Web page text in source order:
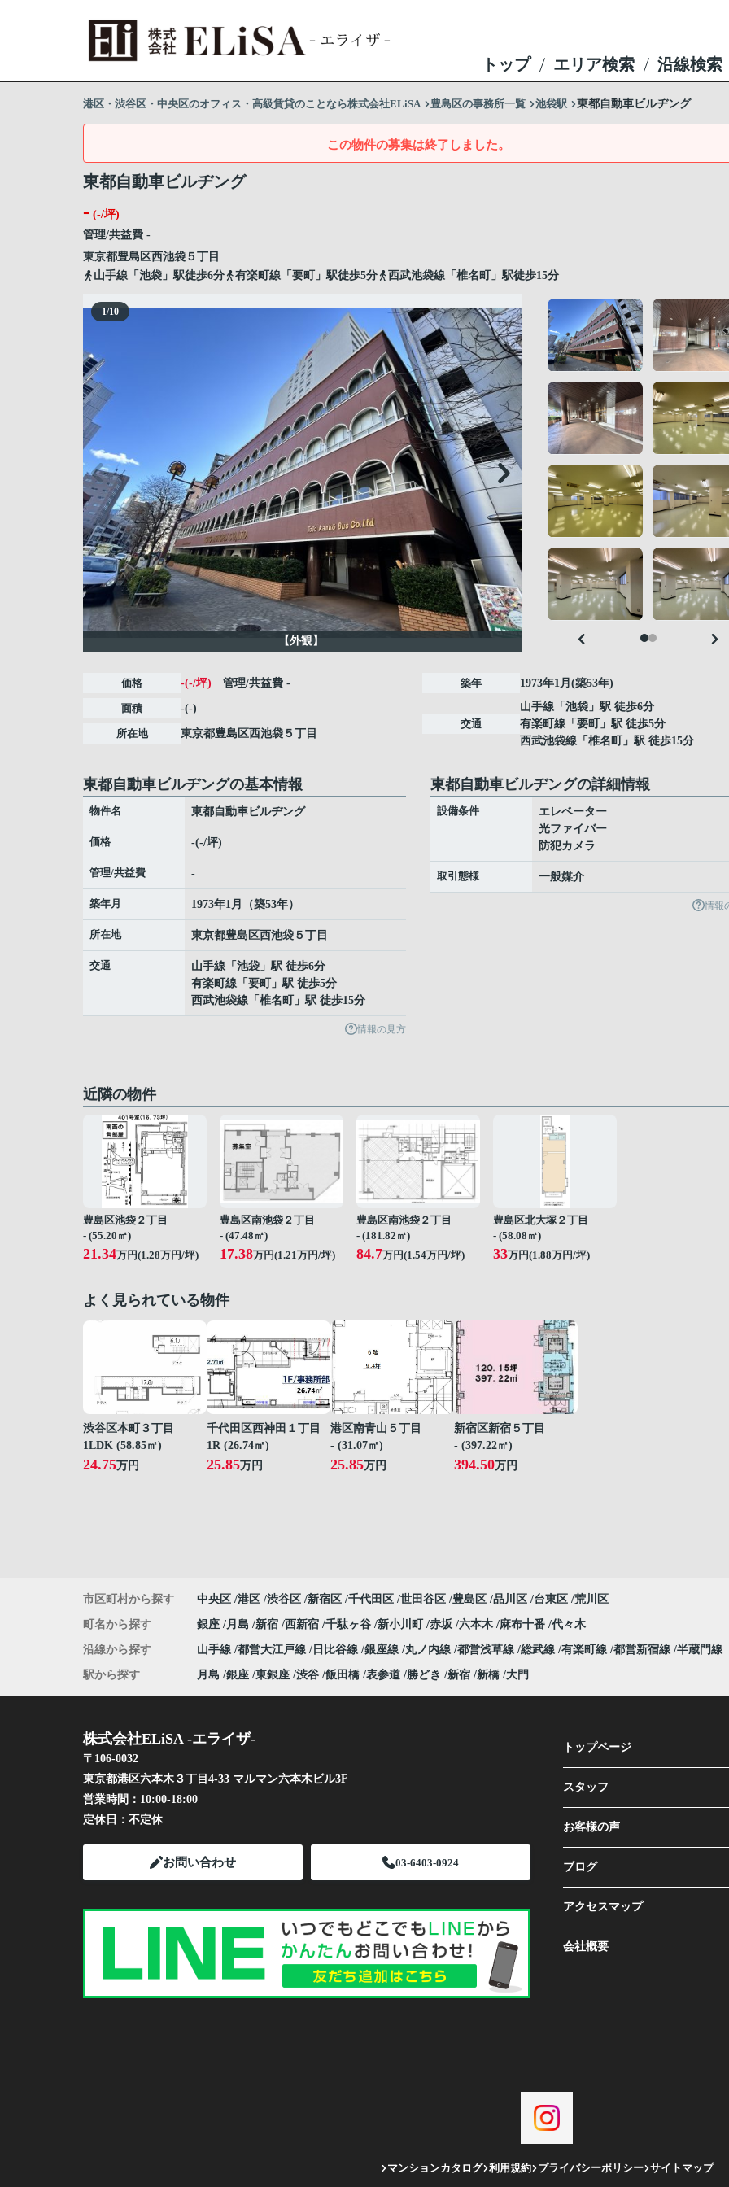
トップ エリア検索 沿線検索
港区・渋谷区・中央区のオフィス・高級賃貸のことなら株式会社ELiSA 豊島区の事務所一覧 池袋駅 東都自動車ビルヂング
この物件の募集は終了しました。
東都自動車ビルヂング
- (-/坪)
管理/共益費 -
東京都豊島区西池袋 ５丁目
山手線「池袋」駅徒歩6分
有楽町線「要町」駅徒歩5分 西武池袋線「椎名町」駅徒歩15分
1/10
【外観】
価格 -(-/坪) 管理/共益費 -
面積 -(-)
所在地 東京都豊島区西池袋 ５丁目
築年 1973年1月(築53年)
交通
山手線 「 池袋 」駅 徒歩6分
有楽町線 「 要町
」駅 徒歩5分
西武池袋線 「 椎名町 」駅 徒歩15分
東都自動車ビルヂングの基本情報
物件名 東都自動車ビルヂング
価格 -(-/坪)
管理/共益費 -
築年月 1973年1月（築53年）
所在地 東京都豊島区西池袋 ５丁目
交通 山手線 「 池袋 」駅 徒歩6分
有楽町線 「 要町
」駅 徒歩5分
西武池袋線 「 椎名町 」駅 徒歩15分
情報の見方
東都自動車ビルヂングの詳細情報
設備条件
エレベーター
光ファイバー
防犯カメラ
取引態様 一般媒介
情報
近隣の物件
豊島区池袋２丁目
- (55.20㎡)
21.34万円(1.28万円/坪)
豊島区南池袋２丁目
- (47.48㎡)
17.38万円(1.21万円/坪)
豊島区南池袋２丁目
- (181.82㎡)
84.7万円(1.54万円/坪)
豊島区北大塚２丁目
- (58.08㎡)
33万円(1.88万円/坪)
よく見られている物件
渋谷区本町３丁目
1LDK (58.85㎡)
24.75万円
千代田区西神田１丁目
1R (26.74㎡)
25.85万円
港区南青山５丁目
- (31.07㎡)
25.85万円
新宿区新宿５丁目
- (397.22㎡)
394.50万円
市区町村から探す 中央区 港区 渋谷区 新宿区 千代田区 世田谷区 豊島区 品川区 台東区 荒川区
町名から探す 銀座 月島 新宿 西新宿 千駄ヶ谷 新小川町 赤坂 六本木 麻布十番 代々木
沿線から探す 山手線 都営大江戸線 日比谷線 銀座線 丸ノ内線 都営浅草線 総武線 有楽町線 都営新宿線 半蔵門線
駅から探す 月島 銀座 東銀座 渋谷 飯田橋 表参道 勝どき 新宿 新橋 大門
株式会社ELiSA -エライザ-
〒106-0032
東京都港区六本木３丁目4-33 マルマン六本木ビル3F
営業時間： 10:00-18:00
定休日： 不定休
お問い合わせ 03-6403-0924
トップページ
スタッフ
お客様の声
ブログ
アクセスマップ
会社概要
マンションカタログ 利用規約 プライバシーポリシー サイトマップ